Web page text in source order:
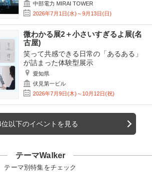
中部電力 MIRAI TOWER
2026年7月1日(水)～9月13日(日)
微わかる展2＋小さいすぎるよ展(名
古屋)
笑って共感できる日常の「あるある」
が詰まった体験型展示
愛知県
伏見第一ビル
2026年7月9日(木)～10月12日(祝)
位以下のイベントを見る
テーマWalker
テーマ別特集をチェック